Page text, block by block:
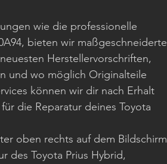
wie die professionelle
bieten wir maßgeschneiderte
Herstellervorschriften,
und wo möglich Originalteile
können wir dir nach Erhalt
die Reparatur deines Toyota
oben rechts auf dem Bildschirm
des Toyota Prius Hybrid,